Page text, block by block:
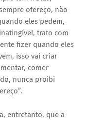
ofereço, não
eles pedem,
trato com
fizer quando eles
isso vai criar
comer
nunca proibi
entretanto, que a